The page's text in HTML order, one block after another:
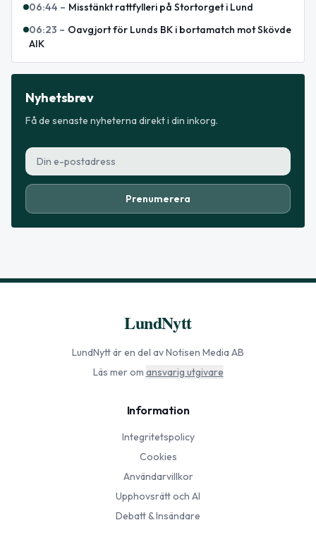
06:44 – Misstänkt rattfylleri på Stortorget i Lund
06:23 – Oavgjort för Lunds BK i bortamatch mot Skövde
AIK
Nyhetsbrev
Få de senaste nyheterna direkt i din inkorg.
Prenumerera
LundNytt
LundNyttär en del av Notisen Media AB
Läs mer om ansvarig utgivare
Information
Integritetspolicy
Cookies
Användarvillkor
Upphovsrätt och AI
Debatt & Insändare